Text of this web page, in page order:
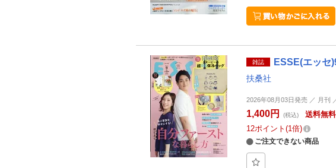
雑誌 ESSE(エッセ
扶桑社
2026年08月03日発売 ／ 月刊
1,400円 (税込)
送料無料
12ポイント 1倍
ご注文できない商品